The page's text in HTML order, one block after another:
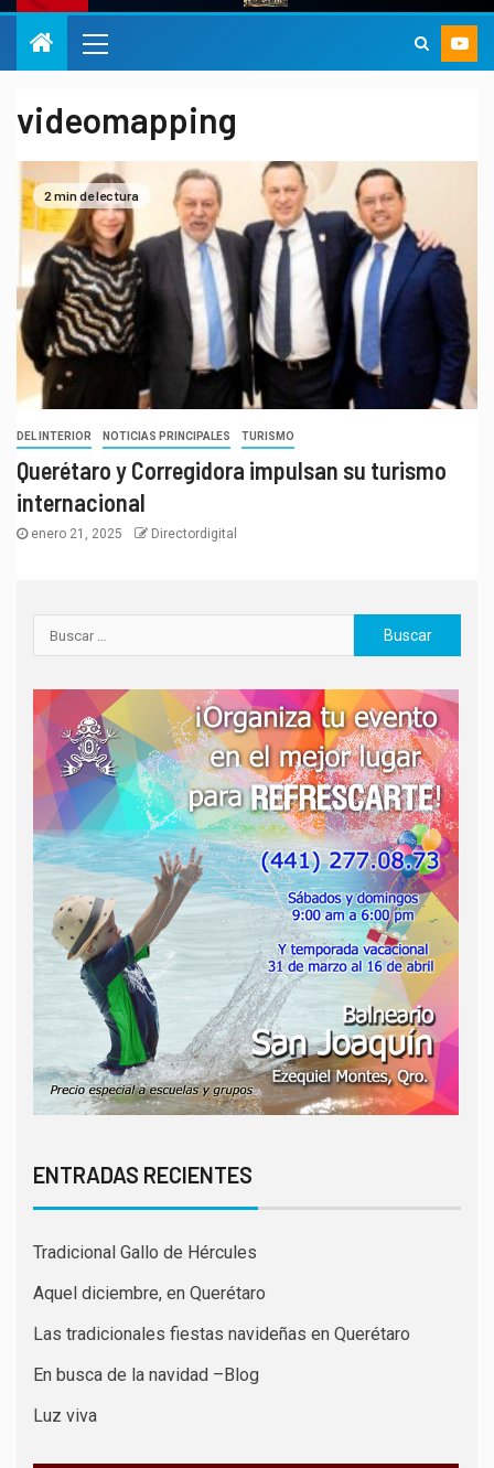
videomapping
2 min de lectura
DEL INTERIOR NOTICIAS PRINCIPALES TURISMO
Querétaro y Corregidora impulsan su turismo
internacional
enero 21, 2025 Directordigital
ENTRADAS RECIENTES
Tradicional Gallo de Hércules
Aquel diciembre, en Querétaro
Las tradicionales fiestas navideñas en Querétaro
En busca de la navidad –Blog
Luz viva